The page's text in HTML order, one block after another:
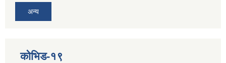
अन्य
कोभिड-१९